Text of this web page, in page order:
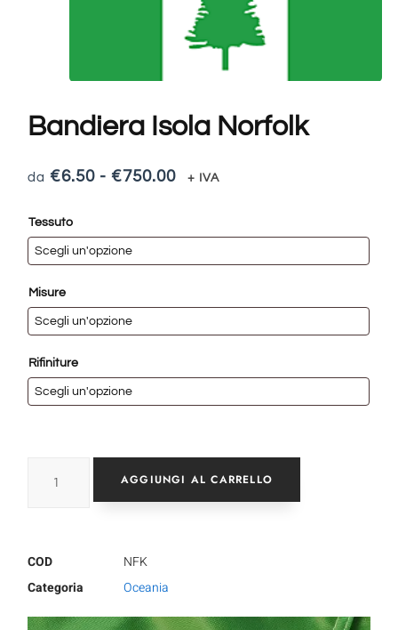
Bandiera Isola Norfolk
€6.50 - €750.00 + IVA
Tessuto
Misure
Rifiniture
AGGIUNGI AL CARRELLO
COD
NFK
Categoria
Oceania